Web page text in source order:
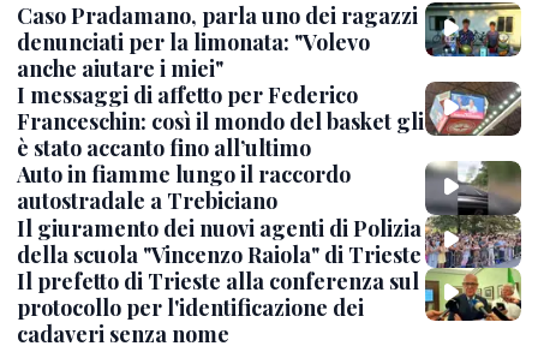
Caso Pradamano, parla uno dei ragazzi
denunciati per la limonata: "Volevo
anche aiutare i miei"
I messaggi di affetto per Federico
Franceschin: così il mondo del basket gli
è stato accanto fino all’ultimo
Auto in fiamme lungo il raccordo
autostradale a Trebiciano
Il giuramento dei nuovi agenti di Polizia
della scuola "Vincenzo Raiola" di Trieste
Il prefetto di Trieste alla conferenza sul
protocollo per l'identificazione dei
cadaveri senza nome